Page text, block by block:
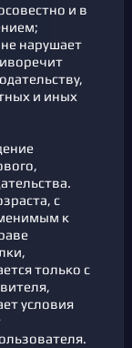
и в
нарушает
и иных
с
к
только с
условия